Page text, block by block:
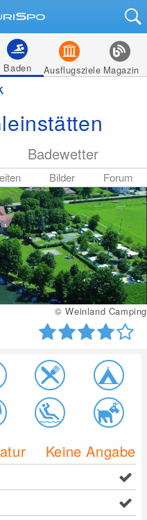
Baden Ausflugsziele Magazin
Badewetter
Bilder Forum
© Weinland Camping
Keine Angabe